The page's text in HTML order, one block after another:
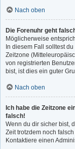
Nach oben
Die Forenuhr geht
Möglicherweise
In diesem Fall solltest
Zeitzone
von registrierten
bist, ist dies ein guter
Nach oben
Ich habe die Zeitzone
falsch!
Wenn du dir sicher bist,
Zeit trotzdem noch
Kontaktiere einen